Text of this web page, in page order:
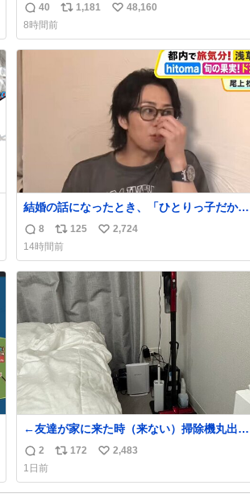
返
信
数
40
リ
ス
1,181
い
ね
48,160
8時間前
結婚の話になったとき、「ひとりっ子だから
僕が諦めた瞬間に一族が潰える」「死ぬとき1
人とか嫌」だから結婚願望は"ある"って答え
たものの、結局「（結婚は）向いてねぇのか
もしれない」で締める北山くん、きっといろ
いろ考えて言葉を選んで、まるく収めてくれ
たんだなと思った
返
信
数
8
リ
ポ
ス
ト
数
125
い
ね
数
2,724
14時間前
←友達が家に来た時（来ない）掃除機丸出し
返
信
数
2
リ
ス
172
い
ね
2,483
1日前